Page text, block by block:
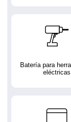
Batería para
eléctricas